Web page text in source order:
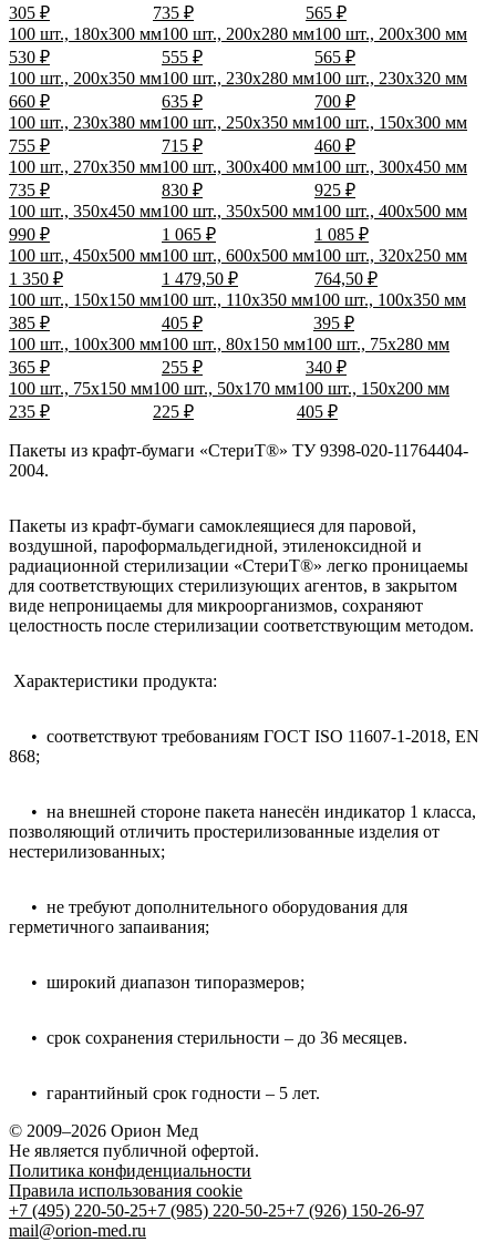
305 ₽
735 ₽
565 ₽
100 шт., 180х300 мм
530 ₽
100 шт., 200х280 мм
555 ₽
100 шт., 200х300 мм
565 ₽
100 шт., 200х350 мм
660 ₽
100 шт., 230х280 мм
635 ₽
100 шт., 230х320 мм
700 ₽
100 шт., 230х380 мм
755 ₽
100 шт., 250х350 мм
715 ₽
100 шт., 150х300 мм
460 ₽
100 шт., 270х350 мм
735 ₽
100 шт., 300х400 мм
830 ₽
100 шт., 300х450 мм
925 ₽
100 шт., 350х450 мм
990 ₽
100 шт., 350х500 мм
1 065 ₽
100 шт., 400х500 мм
1 085 ₽
100 шт., 450х500 мм
1 350 ₽
100 шт., 600х500 мм
1 479,50 ₽
100 шт., 320х250 мм
764,50 ₽
100 шт., 150х150 мм
385 ₽
100 шт., 110х350 мм
405 ₽
100 шт., 100х350 мм
395 ₽
100 шт., 100х300 мм
365 ₽
100 шт., 80х150 мм
255 ₽
100 шт., 75х280 мм
340 ₽
100 шт., 75х150 мм
235 ₽
100 шт., 50х170 мм
225 ₽
100 шт., 150х200 мм
405 ₽
Пакеты из крафт-бумаги «СтериТ®» ТУ 9398-020-11764404-
2004.
Пакеты из крафт-бумаги самоклеящиеся для паровой,
воздушной, пароформальдегидной, этиленоксидной и
радиационной стерилизации «СтериТ®» легко проницаемы
для соответствующих стерилизующих агентов, в закрытом
виде непроницаемы для микроорганизмов, сохраняют
целостность после стерилизации соответствующим методом.
Характеристики продукта:
• соответствуют требованиям ГОСТ ISO 11607-1-2018, EN
868;
• на внешней стороне пакета нанесён индикатор 1 класса,
позволяющий отличить простерилизованные изделия от
нестерилизованных;
• не требуют дополнительного оборудования для
герметичного запаивания;
• широкий диапазон типоразмеров;
• срок сохранения стерильности – до 36 месяцев.
• гарантийный срок годности – 5 лет.
© 2009–2026 Орион Мед
Не является публичной офертой.
Политика конфиденциальности
Правила использования cookie
+7 (495) 220-50-25+7 (985) 220-50-25+7 (926) 150-26-97
mail@orion-med.ru